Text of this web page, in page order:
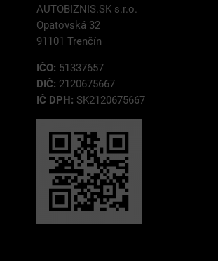
AUTOBIZNIS.SK s.r.o.
Opatovská 32
91101 Trenčín
IČO: 51337657
DIČ: 2120675667
IČ DPH: SK2120675667